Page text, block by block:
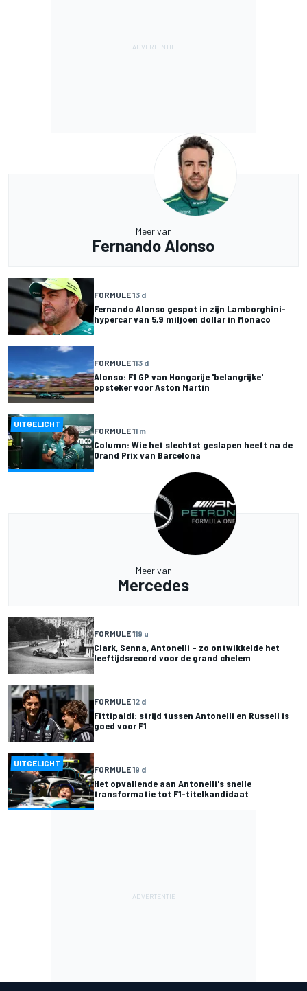
Meer van
Fernando Alonso
FORMULE 13 d
Fernando Alonso gespot in zijn Lamborghini-
hypercar van 5,9 miljoen dollar in Monaco
FORMULE 113 d
Alonso: F1 GP van Hongarije 'belangrijke'
opsteker voor Aston Martin
UITGELICHT
FORMULE 11 m
Column: Wie het slechtst geslapen heeft na de
Grand Prix van Barcelona
Meer van
Mercedes
FORMULE 119 u
Clark, Senna, Antonelli – zo ontwikkelde het
leeftijdsrecord voor de grand chelem
FORMULE 12 d
Fittipaldi: strijd tussen Antonelli en Russell is
goed voor F1
UITGELICHT
FORMULE 19 d
Het opvallende aan Antonelli's snelle
transformatie tot F1-titelkandidaat